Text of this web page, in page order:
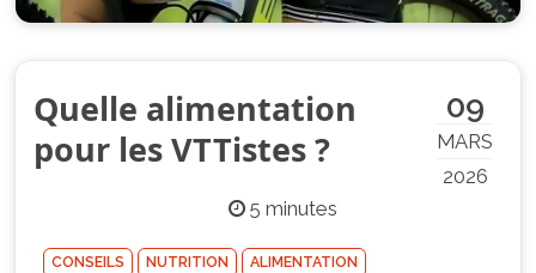
09
MARS
2026
Quelle alimentation
pour les VTTistes ?
5 minutes
CONSEILS NUTRITION ALIMENTATION